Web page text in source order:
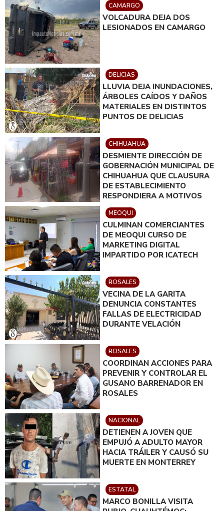
CAMARGO
VOLCADURA DEJA DOS
LESIONADOS EN CAMARGO
DELICIAS
LLUVIA DEJA INUNDACIONES,
ÁRBOLES CAÍDOS Y DAÑOS
MATERIALES EN DISTINTOS
PUNTOS DE DELICIAS
CHIHUAHUA
DESMIENTE DIRECCIÓN DE
GOBERNACIÓN MUNICIPAL DE
CHIHUAHUA QUE CLAUSURA
DE ESTABLECIMIENTO
RESPONDIERA A MOTIVOS
POLÍTICOS
MEOQUI
CULMINAN COMERCIANTES
DE MEOQUI CURSO DE
MARKETING DIGITAL
IMPARTIDO POR ICATECH
ROSALES
VECINA DE LA GARITA
DENUNCIA CONSTANTES
FALLAS DE ELECTRICIDAD
DURANTE VELACIÓN
ROSALES
COORDINAN ACCIONES PARA
PREVENIR Y CONTROLAR EL
GUSANO BARRENADOR EN
ROSALES
NACIONAL
DETIENEN A JOVEN QUE
EMPUJÓ A ADULTO MAYOR
HACIA TRÁILER Y CAUSÓ SU
MUERTE EN MONTERREY
ESTATAL
MARCO BONILLA VISITA